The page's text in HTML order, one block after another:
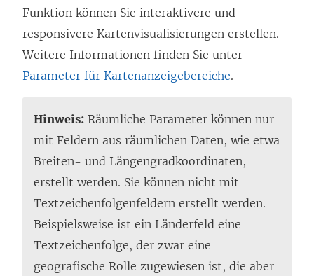
Funktion können Sie interaktivere und
responsivere Kartenvisualisierungen erstellen.
Weitere Informationen finden Sie unter
Parameter für Kartenanzeigebereiche.
Hinweis: Räumliche Parameter können nur
mit Feldern aus räumlichen Daten, wie etwa
Breiten- und Längengradkoordinaten,
erstellt werden. Sie können nicht mit
Textzeichenfolgenfeldern erstellt werden.
Beispielsweise ist ein Länderfeld eine
Textzeichenfolge, der zwar eine
geografische Rolle zugewiesen ist, die aber